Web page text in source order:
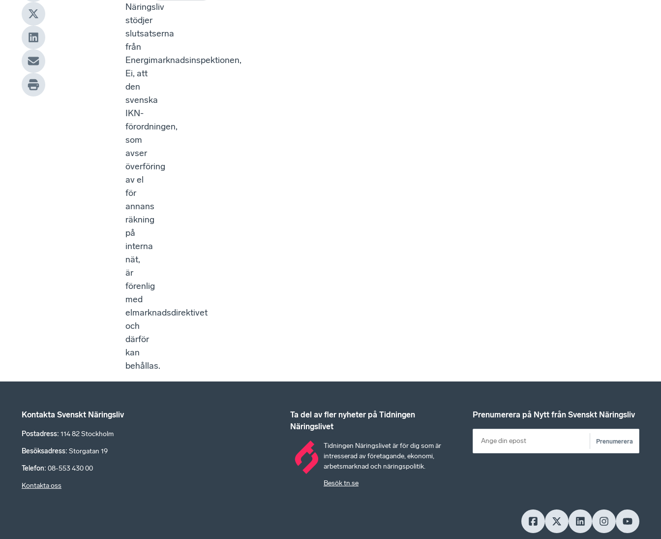
Näringsliv
stödjer
slutsatserna
från
Energimarknadsinspektionen,
Ei, att
den
svenska
IKN-
förordningen,
som
avser
överföring
av el
för
annans
räkning
på
interna
nät,
är
förenlig
med
elmarknadsdirektivet
och
därför
kan
behållas.
Kontakta Svenskt Näringsliv
Postadress: 114 82 Stockholm
Besöksadress: Storgatan 19
Telefon: 08-553 430 00
Kontakta oss
Ta del av fler nyheter på Tidningen
Näringslivet
Tidningen Näringslivet är för dig som är
intresserad av företagande, ekonomi,
arbetsmarknad och näringspolitik.
Besök tn.se
Prenumerera på Nytt från Svenskt Näringsliv
Prenumerera